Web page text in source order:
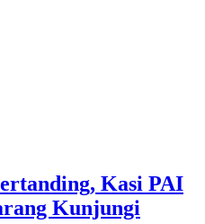
Kasi PAI
Kunjungi